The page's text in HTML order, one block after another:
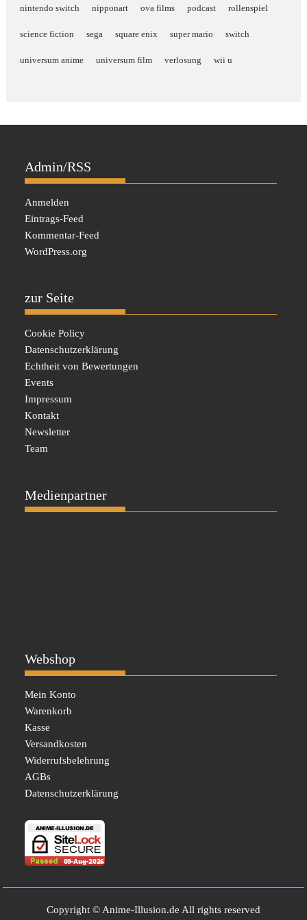
nintendo switch nipponart ova films podcast rollenspiel
science fiction sega square enix super mario switch
universum anime universum film verlosung wii u
Admin/RSS
Anmelden
Eintrags-Feed
Kommentar-Feed
WordPress.org
zur Seite
Cookie Policy
Datenschutzerklärung
Echtheit von Bewertungen
Events
Impressum
Kontakt
Newsletter
Team
Medienpartner
Webshop
Mein Konto
Warenkorb
Kasse
Versandkosten
Widerrufsbelehrung
AGBs
Datenschutzerklärung
Copyright © Anime-Illusion.de All rights reserved